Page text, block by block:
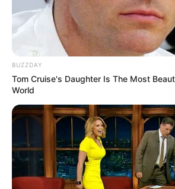
BUZZDAY
Tom Cruise's Daughter Is The Most
World